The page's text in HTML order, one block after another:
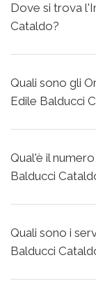
Dove si trova
Cataldo?
Quali sono gli
Edile Balducci
Qual'è il
Balducci
Quali sono i
Balducci